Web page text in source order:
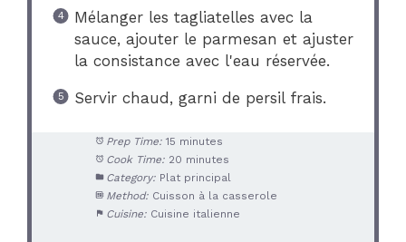
Mélanger les tagliatelles avec la
sauce, ajouter le parmesan et ajuster
la consistance avec l'eau réservée.
Servir chaud, garni de persil frais.
Prep Time: 15 minutes
Cook Time: 20 minutes
Category: Plat principal
Method: Cuisson à la casserole
Cuisine: Cuisine italienne